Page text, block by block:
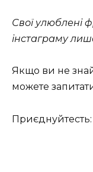
Свої улюблені
інстаграму
Якщо ви не
можете
Приєднуйтесть: